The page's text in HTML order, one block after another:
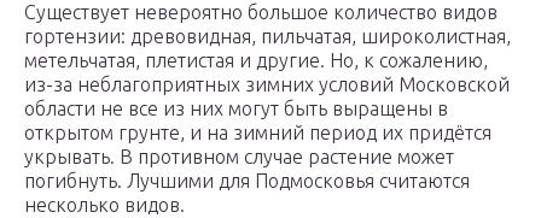
Существует невероятно большое количество видов
гортензии: древовидная, пильчатая, широколистная,
метельчатая, плетистая и другие. Но, к сожалению,
из-за неблагоприятных зимних условий Московской
области не все из них могут быть выращены в
открытом грунте, и на зимний период их придётся
укрывать. В противном случае растение может
погибнуть. Лучшими для Подмосковья считаются
несколько видов.